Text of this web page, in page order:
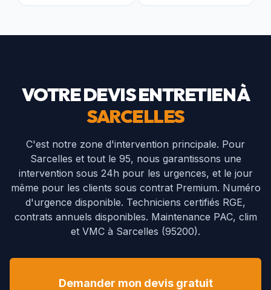
VOTRE DEVIS ENTRETIEN À
SARCELLES
C'est notre zone d'intervention principale. Pour
Sarcelles et tout le 95, nous garantissons une
intervention sous 24h pour les urgences, et le jour
même pour les clients sous contrat Premium. Numéro
d'urgence disponible. Techniciens certifiés RGE,
contrats annuels disponibles. Maintenance PAC, clim
et VMC à Sarcelles (95200).
Demander mon devis gratuit